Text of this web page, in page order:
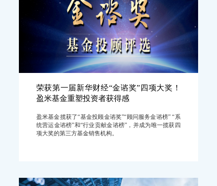
荣获第一届新华财经“金谘奖”四项大奖！
盈米基金重塑投资者获得感
盈米基金揽获了“基金投顾金谘奖”“顾问服务金谘榜” “系
统营运金谘榜”和“行业贡献金谘榜”，并成为唯一揽获四
项大奖的第三方基金销售机构。